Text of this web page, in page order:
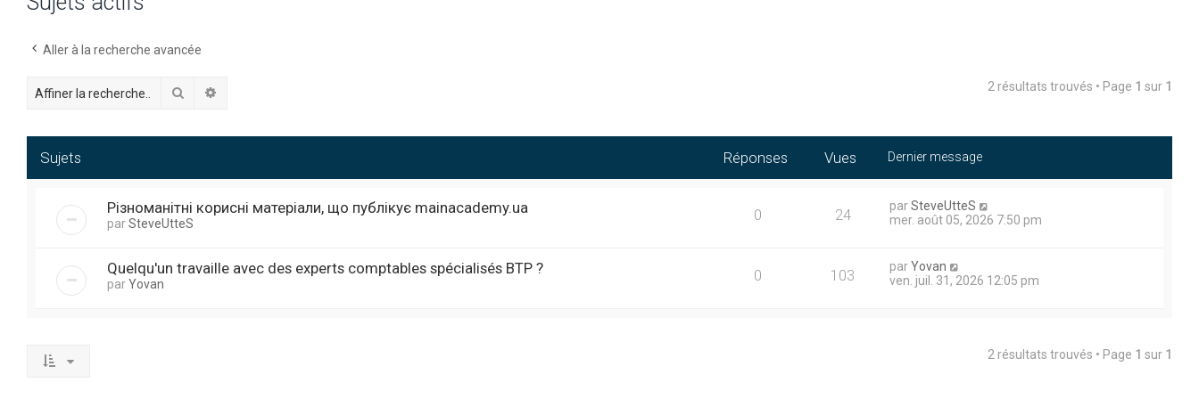
Aller à la recherche avancée
Rechercher 2 résultats trouvés • Page 1 sur 1
Sujets Réponses Vues Dernier message
Різноманітні корисні матеріали, що публікує mainacademy.ua
parSteveUtteS 0 24 parSteveUtteS
mer. août 05, 2026 7:50 pm
Quelqu'un travaille avec des experts comptables spécialisés BTP ?
parYovan 0 103 parYovan
ven. juil. 31, 2026 12:05 pm
2 résultats trouvés • Page 1 sur 1